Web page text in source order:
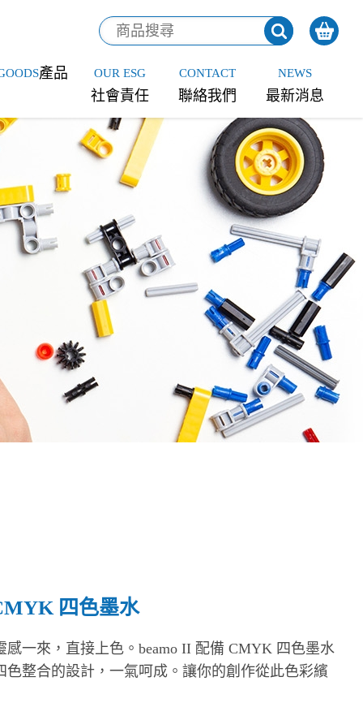
產品 OUR ESG
社會責任
CONTACT
聯絡我們
NEWS
最新消息
四色墨水
一來，直接上色。beamo II 配備 CMYK 四色墨水
整合的設計，一氣呵成。讓你的創作從此色彩繽